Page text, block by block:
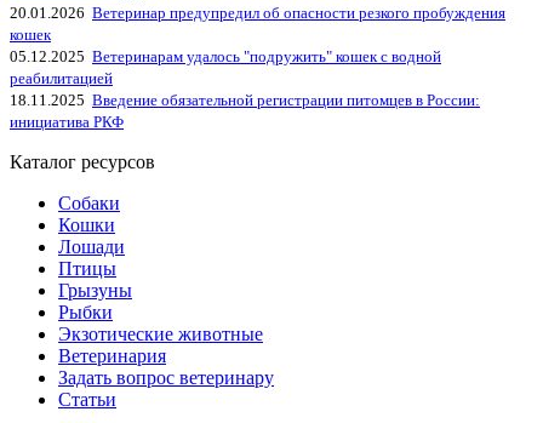
20.01.2026 Ветеринар предупредил об опасности резкого пробуждения
кошек
05.12.2025 Ветеринарам удалось "подружить" кошек с водной
реабилитацией
18.11.2025 Введение обязательной регистрации питомцев в России:
инициатива РКФ
Каталог ресурсов
Собаки
Кошки
Лошади
Птицы
Грызуны
Рыбки
Экзотические животные
Ветеринария
Задать вопрос ветеринару
Статьи